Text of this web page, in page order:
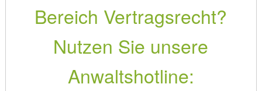
Bereich Vertragsrecht?
Nutzen Sie unsere
Anwaltshotline: